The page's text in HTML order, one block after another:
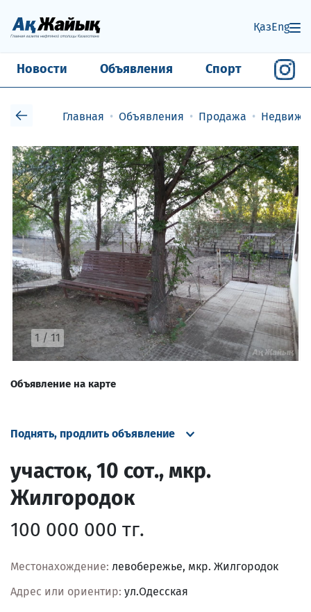
ҚазEng
Новости Объявления Спорт
Главная Объявления Продажа
1 / 11
Объявление на карте
участок, 10 сот., мкр.
Жилгородок
100 000 000 тг.
Поднять, продлить объявление
Местонахождение: левобережье, мкр. Жилгородок
Адрес или ориентир: ул.Одесская